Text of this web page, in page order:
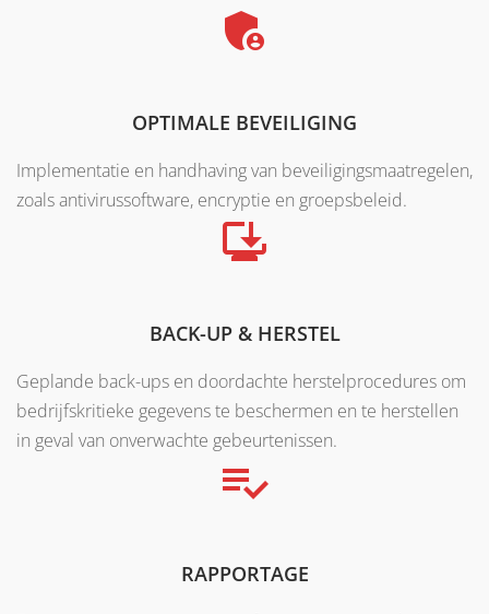
OPTIMALE BEVEILIGING
Implementatie en handhaving van beveiligingsmaatregelen,
zoals antivirussoftware, encryptie en groepsbeleid.
BACK-UP & HERSTEL
Geplande back-ups en doordachte herstelprocedures om
bedrijfskritieke gegevens te beschermen en te herstellen
in geval van onverwachte gebeurtenissen.
RAPPORTAGE